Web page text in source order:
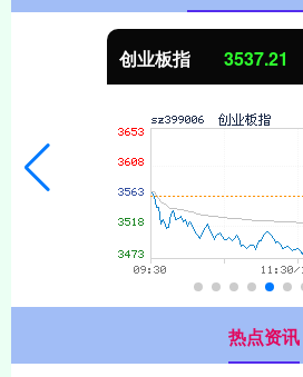
创业板指 3537.21
热点资讯